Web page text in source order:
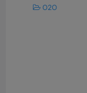
O2O